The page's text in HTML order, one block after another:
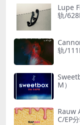
Lupe
轨/
轨/
M）
Rauw
C/EP